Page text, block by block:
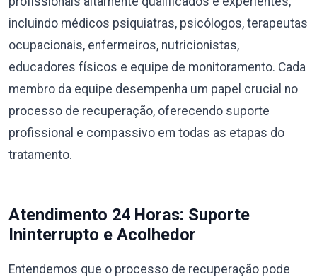
incluindo médicos psiquiatras, psicólogos, terapeutas
ocupacionais, enfermeiros, nutricionistas,
educadores físicos e equipe de monitoramento. Cada
membro da equipe desempenha um papel crucial no
processo de recuperação, oferecendo suporte
profissional e compassivo em todas as etapas do
tratamento.
Atendimento 24 Horas: Suporte
Ininterrupto e Acolhedor
Entendemos que o processo de recuperação pode